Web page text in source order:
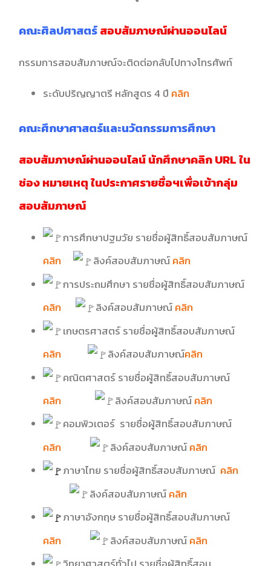
คณะศิลปศาสตร์สอบสัมภาษณ์ผ่านออนไลน์
กรรมการสอบสัมภาษณ์จะติดต่อกลับไปทางโทรศัพท์
ระดับปริญญาตรี หลักสูตร 4 ปี คลิก
คณะศึกษาศาสตร์และนวัตกรรมการศึกษา
สอบสัมภาษณ์ผ่านออนไลน์ นักศึกษาคลิก URL ใน
ช่อง หมายเหตุ ในประกาศรายชื่อฯเพื่อเข้ากลุ่ม
สอบสัมภาษณ์
การศึกษาปฐมวัย รายชื่อผู้สิทธิ์สอบสัมภาษณ์
คลิก
ลิงค์สอบสัมภาษณ์คลิก
การประถมศึกษา รายชื่อผู้สิทธิ์สอบสัมภาษณ์
คลิก
ลิงค์สอบสัมภาษณ์คลิก
เกษตรศาสตร์ รายชื่อผู้สิทธิ์สอบสัมภาษณ์
คลิก
ลิงค์สอบสัมภาษณ์คลิก
คณิตศาสตร์ รายชื่อผู้สิทธิ์สอบสัมภาษณ์
คลิก
ลิงค์สอบสัมภาษณ์คลิก
คอมพิวเตอร์ รายชื่อผู้สิทธิ์สอบสัมภาษณ์
คลิก
ลิงค์สอบสัมภาษณ์คลิก
ภาษาไทย รายชื่อผู้สิทธิ์สอบสัมภาษณ์ คลิก
ลิงค์สอบสัมภาษณ์คลิก
ภาษาอังกฤษ รายชื่อผู้สิทธิ์สอบสัมภาษณ์
คลิก
ลิงค์สอบสัมภาษณ์คลิก